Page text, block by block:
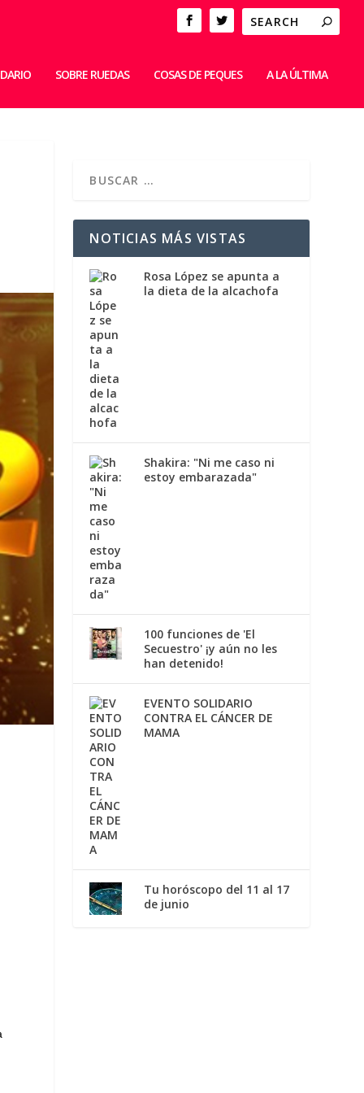
SOBRE RUEDAS COSAS DE PEQUES A LA ÚLTIMA
NOTICIAS MÁS VISTAS
Rosa López se apunta a
la dieta de la alcachofa
Shakira: "Ni me caso ni
estoy embarazada"
100 funciones de 'El
Secuestro' ¡y aún no les
han detenido!
EVENTO SOLIDARIO
CONTRA EL CÁNCER DE
MAMA
Tu horóscopo del 11 al 17
de junio